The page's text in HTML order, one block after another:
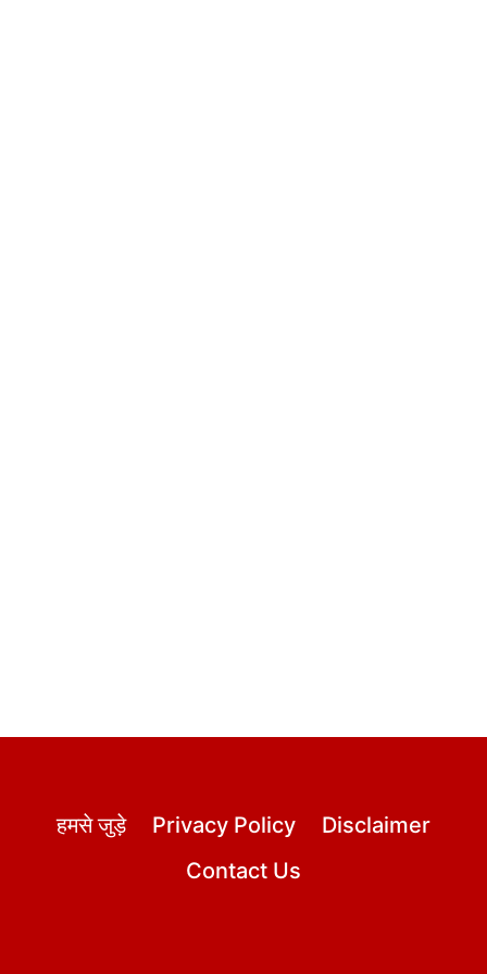
हमसे जुड़े Privacy Policy
Disclaimer
Contact Us